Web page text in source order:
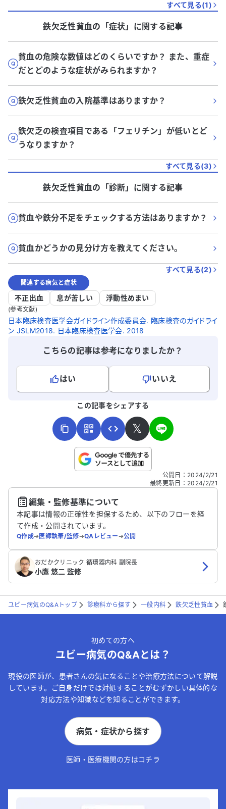
すべて見る(1)
鉄欠乏性貧血の「症状」に関する記事
貧血の危険な数値はどのくらいですか？ また、重症
だとどのような症状がみられますか？
鉄欠乏性貧血の入院基準はありますか？
鉄欠乏の検査項目である「フェリチン」が低いとど
うなりますか？
すべて見る(3)
鉄欠乏性貧血の「診断」に関する記事
貧血や鉄分不足をチェックする方法はありますか？
貧血かどうかの見分け方を教えてください。
すべて見る(2)
関連する病気と症状
不正出血 息が苦しい 浮動性めまい
(参考文献)
日本臨床検査医学会ガイドライン作成委員会. 臨床検査のガイドライ
ン JSLM2018. 日本臨床検査医学会. 2018
こちらの記事は参考になりましたか？
はい
いいえ
こちらは送信専用のフォームです。氏名やご自身の病気の詳細な
送信する
この記事をシェアする
𝕏
公開日 ： 2024/2/21
最終更新日 ： 2024/2/21
編集・監修基準について
本記事は情報の正確性を担保するため、以下のフローを経
て作成・公開されています。
Q作成➔医師執筆/監修➔QAレビュー➔公開
おだかクリニック 循環器内科 副院長
小鷹 悠二 監修
ユビー病気のQ&Aトップ 診療科から探す 一般内科 鉄欠乏性貧血
初めての方へ
ユビー病気のQ&Aとは？
現役の医師が、患者さんの気になることや治療方法について解説
しています。ご自身だけでは対処することがむずかしい具体的な
対応方法や知識などを知ることができます。
病気・症状から探す
医師・医療機関の方はコチラ